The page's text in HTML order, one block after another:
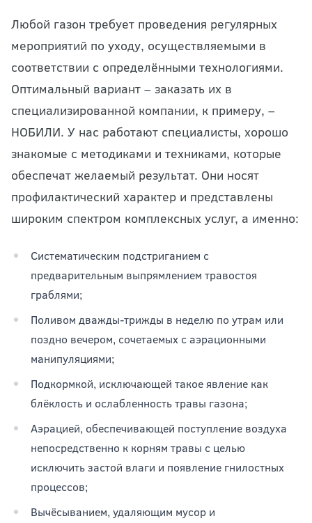
Любой газон требует проведения регулярных
мероприятий по уходу, осуществляемыми в
соответствии с определёнными технологиями.
Оптимальный вариант – заказать их в
специализированной компании, к примеру, –
НОБИЛИ. У нас работают специалисты, хорошо
знакомые с методиками и техниками, которые
обеспечат желаемый результат. Они носят
профилактический характер и представлены
широким спектром комплексных услуг, а именно:
Систематическим подстриганием с
предварительным выпрямлением травостоя
граблями;
Поливом дважды-трижды в неделю по утрам или
поздно вечером, сочетаемых с аэрационными
манипуляциями;
Подкормкой, исключающей такое явление как
блёклость и ослабленность травы газона;
Аэрацией, обеспечивающей поступление воздуха
непосредственно к корням травы с целью
исключить застой влаги и появление гнилостных
процессов;
Вычёсыванием, удаляющим мусор и